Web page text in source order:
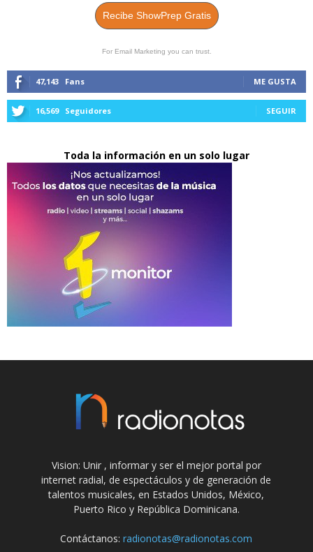
Recibe ShowPrep Gratis
For Email Marketing you can trust.
47,143 Fans ME GUSTA
16,569 Seguidores SEGUIR
Toda la información en un solo lugar
Vision: Unir , informar y ser el mejor portal por
internet radial, de espectáculos y de generación de
talentos musicales, en Estados Unidos, México,
Puerto Rico y República Dominicana.
Contáctanos:radionotas@radionotas.com